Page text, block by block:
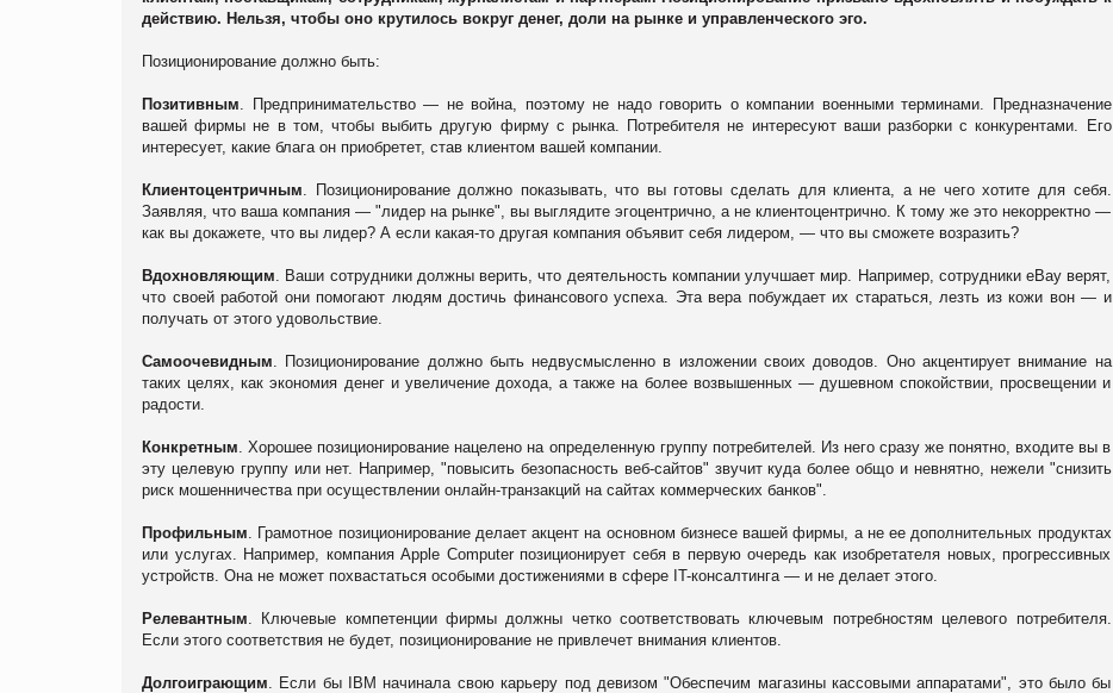
действию. Нельзя, чтобы оно крутилось вокруг денег, доли на рынке и управленческого эго.
Позиционирование должно быть:
Позитивным . Предпринимательство — не война, поэтому не надо говорить о компании военными терминами. Предназначение
вашей фирмы не в том, чтобы выбить другую фирму с рынка. Потребителя не интересуют ваши разборки с конкурентами. Его
интересует, какие блага он приобретет, став клиентом вашей компании.
Клиентоцентричным . Позиционирование должно показывать, что вы готовы сделать для клиента, а не чего хотите для себя.
Заявляя, что ваша компания — "лидер на рынке", вы выглядите эгоцентрично, а не клиентоцентрично. К тому же это некорректно —
как вы докажете, что вы лидер? А если какая-то другая компания объявит себя лидером, — что вы сможете возразить?
Вдохновляющим . Ваши сотрудники должны верить, что деятельность компании улучшает мир. Например, сотрудники eBay верят,
что своей работой они помогают людям достичь финансового успеха. Эта вера побуждает их стараться, лезть из кожи вон — и
получать от этого удовольствие.
Самоочевидным . Позиционирование должно быть недвусмысленно в изложении своих доводов. Оно акцентирует внимание на
таких целях, как экономия денег и увеличение дохода, а также на более возвышенных — душевном спокойствии, просвещении и
радости.
Конкретным . Хорошее позиционирование нацелено на определенную группу потребителей. Из него сразу же понятно, входите вы в
эту целевую группу или нет. Например, "повысить безопасность веб-сайтов" звучит куда более общо и невнятно, нежели "снизить
риск мошенничества при осуществлении онлайн-транзакций на сайтах коммерческих банков".
Профильным . Грамотное позиционирование делает акцент на основном бизнесе вашей фирмы, а не ее дополнительных продуктах
или услугах. Например, компания Apple Computer позиционирует себя в первую очередь как изобретателя новых, прогрессивных
устройств. Она не может похвастаться особыми достижениями в сфере IT-консалтинга — и не делает этого.
Релевантным . Ключевые компетенции фирмы должны четко соответствовать ключевым потребностям целевого потребителя.
Если этого соответствия не будет, позиционирование не привлечет внимания клиентов.
Долгоиграющим . Если бы IBM начинала свою карьеру под девизом "Обеспечим магазины кассовыми аппаратами", это было бы